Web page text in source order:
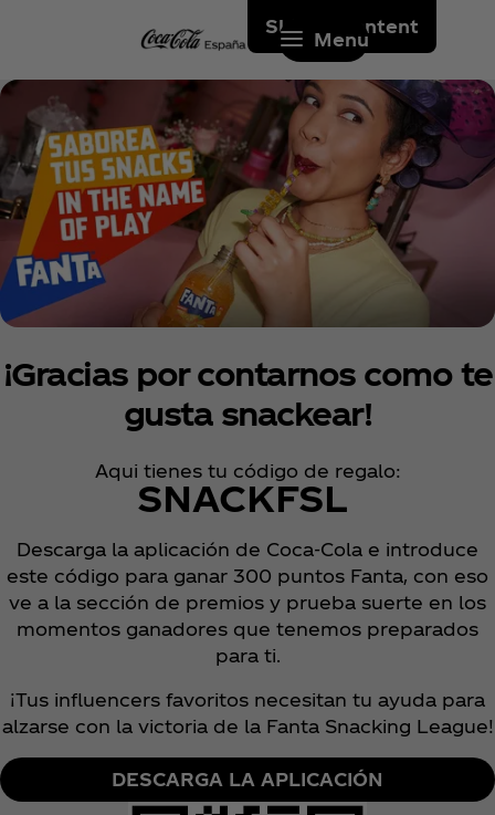
Skip to content
Menu
¡Gracias por contarnos como te
gusta snackear!
Aqui tienes tu código de regalo:
SNACKFSL
Descarga la aplicación de Coca‑Cola e introduce
este código para ganar 300 puntos Fanta, con eso
ve a la sección de premios y prueba suerte en los
momentos ganadores que tenemos preparados
para ti.
¡Tus influencers favoritos necesitan tu ayuda para
alzarse con la victoria de la Fanta Snacking League!
DESCARGA LA APLICACIÓN